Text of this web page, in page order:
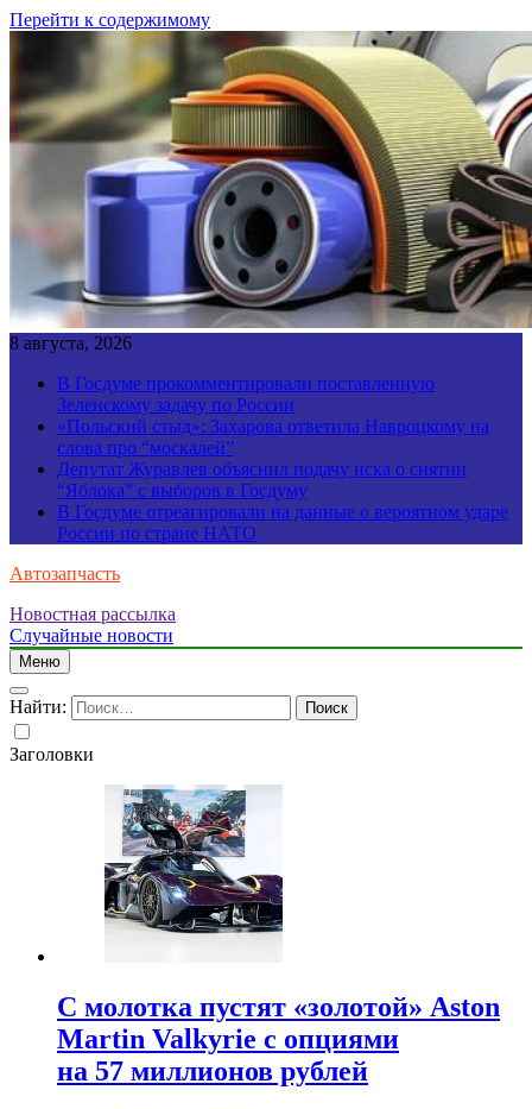
Перейти к содержимому
8 августа, 2026
В Госдуме прокомментировали поставленную
Зеленскому задачу по России
«Польский стыд»: Захарова ответила Навроцкому на
слова про “москалей”
Депутат Журавлев объяснил подачу иска о снятии
“Яблока” с выборов в Госдуму
В Госдуме отреагировали на данные о вероятном ударе
России по стране НАТО
Автозапчасть
Новостная рассылка
Случайные новости
Меню
Найти:
Заголовки
С молотка пустят «золотой» Aston
Martin Valkyrie с опциями
на 57 миллионов рублей